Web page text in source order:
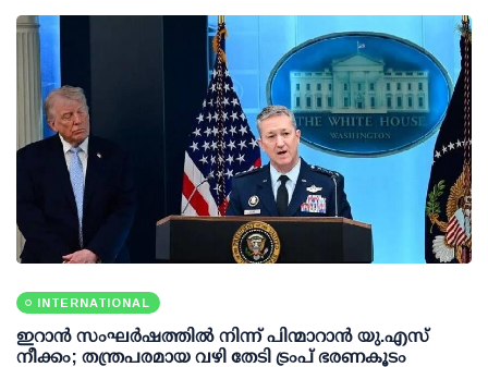
INTERNATIONAL
ഇറാന്‍ സംഘര്‍ഷത്തില്‍ നിന്ന് പിന്മാറാന്‍ യു.എസ്
നീക്കം; തന്ത്രപരമായ വഴി തേടി ട്രംപ് ഭരണകൂടം